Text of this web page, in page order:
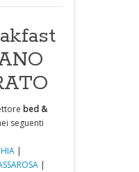
bed &
seguenti
|
|